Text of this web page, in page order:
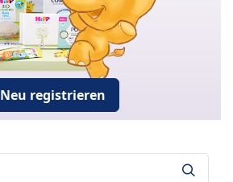
Neu registrieren